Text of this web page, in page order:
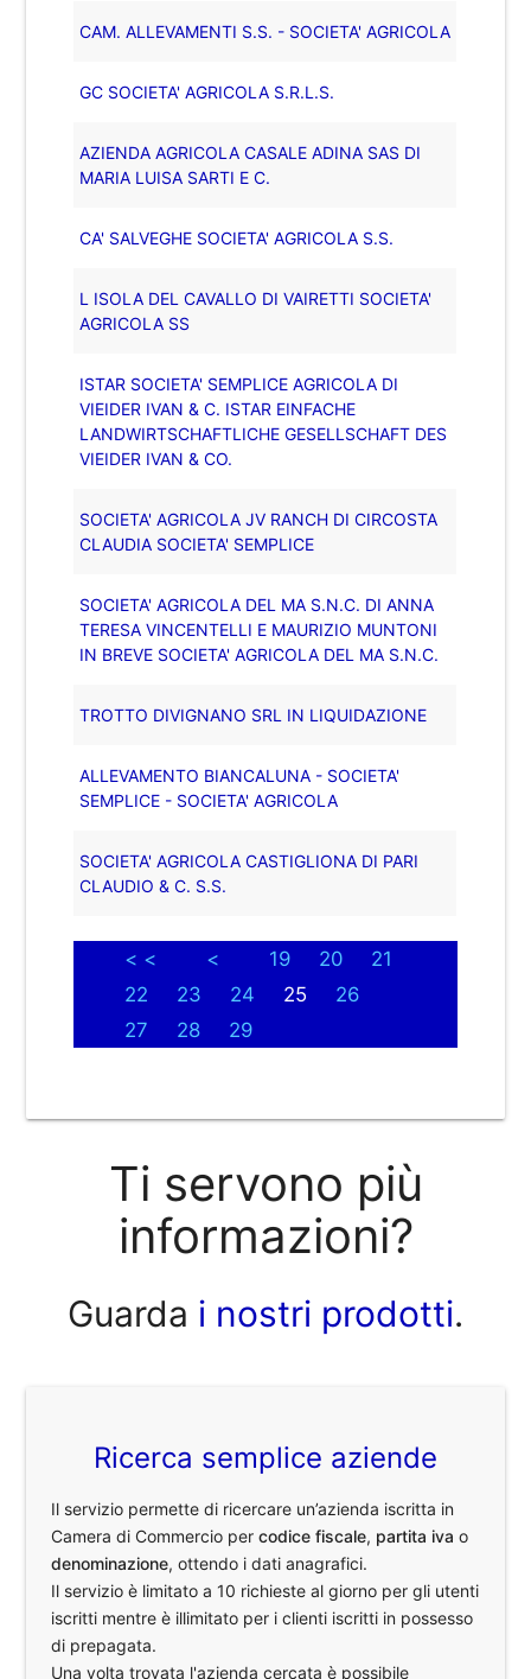
CAM. ALLEVAMENTI S.S. - SOCIETA' AGRICOLA
GC SOCIETA' AGRICOLA S.R.L.S.
AZIENDA AGRICOLA CASALE ADINA SAS DI
MARIA LUISA SARTI E C.
CA' SALVEGHE SOCIETA' AGRICOLA S.S.
L ISOLA DEL CAVALLO DI VAIRETTI SOCIETA'
AGRICOLA SS
ISTAR SOCIETA' SEMPLICE AGRICOLA DI
VIEIDER IVAN & C. ISTAR EINFACHE
LANDWIRTSCHAFTLICHE GESELLSCHAFT DES
VIEIDER IVAN & CO.
SOCIETA' AGRICOLA JV RANCH DI CIRCOSTA
CLAUDIA SOCIETA' SEMPLICE
SOCIETA' AGRICOLA DEL MA S.N.C. DI ANNA
TERESA VINCENTELLI E MAURIZIO MUNTONI
IN BREVE SOCIETA' AGRICOLA DEL MA S.N.C.
TROTTO DIVIGNANO SRL IN LIQUIDAZIONE
ALLEVAMENTO BIANCALUNA - SOCIETA'
SEMPLICE - SOCIETA' AGRICOLA
SOCIETA' AGRICOLA CASTIGLIONA DI PARI
CLAUDIO & C. S.S.
< < < 19 20
21
22
23 24 25
26
27
28 29
Ti servono più
informazioni?
Guarda i nostri prodotti.
Ricerca semplice aziende
Il servizio permette di ricercare un’azienda iscritta in
Camera di Commercio percodice fiscale, partita iva o
denominazione, ottendo i dati anagrafici.
Il servizio è limitato a 10 richieste al giorno per gli utenti
iscritti mentre è illimitato per i clienti iscritti in possesso
di prepagata.
Una volta trovata l'azienda cercata è possibile